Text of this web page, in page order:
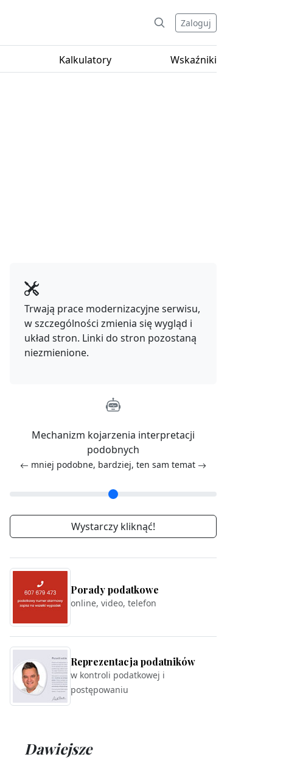
Zaloguj
Kalkulatory Wskaźniki
Trwają prace modernizacyjne serwisu,
w szczególności zmienia się wygląd i
układ stron. Linki do stron pozostaną
niezmienione.
Mechanizm kojarzenia interpretacji
podobnych
mniej podobne, bardziej, ten sam temat
Porady podatkowe
online, video, telefon
Reprezentacja podatników
w kontroli podatkowej i
postępowaniu
Dawiejsze